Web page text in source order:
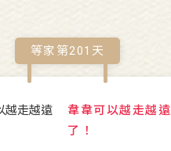
等家第201 天
韋韋可以越走越遠
了！